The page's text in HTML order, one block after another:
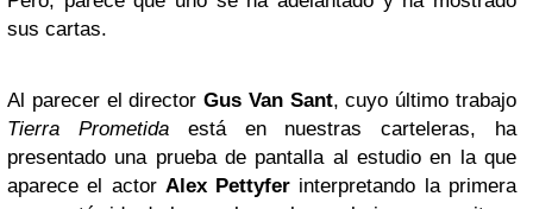
sus cartas.
Al parecer el director Gus Van Sant, cuyo último trabajo
Tierra Prometidaestá en nuestras carteleras, ha
presentado una prueba de pantalla al estudio en la que
aparece el actor Alex Pettyfer interpretando la primera